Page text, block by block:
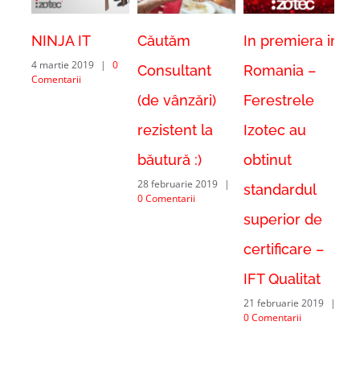
NINJA IT
4 martie 2019 |
Comentarii
Căutăm
Consultant
(de vânzări)
rezistent la
băutură :)
28 februarie 2019 |
0 Comentarii
In premiera in
Romania –
Ferestrele
Izotec au
obtinut
standardul
superior de
certificare –
IFT Qualitat
21 februarie 2019 |
0 Comentarii